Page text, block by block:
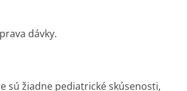
dávky.
sú žiadne pediatrické skúsenosti,